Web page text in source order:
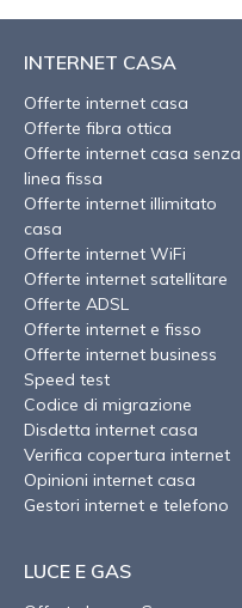
INTERNET CASA
Offerte internet casa
Offerte fibra ottica
Offerte internet casa senza
linea fissa
Offerte internet illimitato
casa
Offerte internet WiFi
Offerte internet satellitare
Offerte ADSL
Offerte internet e fisso
Offerte internet business
Speed test
Codice di migrazione
Disdetta internet casa
Verifica copertura internet
Opinioni internet casa
Gestori internet e telefono
LUCE E GAS